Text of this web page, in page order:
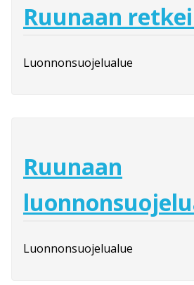
Ruunaan
Luonnonsuojelualue
Ruunaan
Luonnonsuojelualue